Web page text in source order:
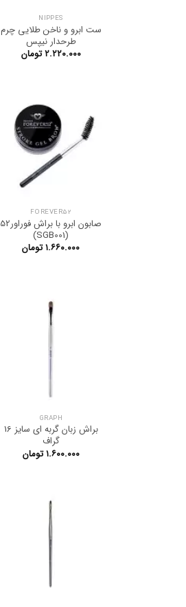
NIPPES
ست ابرو و ناخن طلایی چرم
طرحدار نیپس
۲.۲۲۰.۰۰۰ تومان
FOREVER52
صابون ابرو با براش فوراور52
(SGB001)
۱.۶۶۰.۰۰۰تومان
GRAPH
براش زبان گربه ای سایز 16
گراف
۱.۶۰۰.۰۰۰ تومان